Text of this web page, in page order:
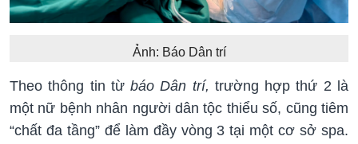
Ảnh: Báo Dân trí
Theo thông tin từbáo Dân trí, trường hợp thứ 2 là
một nữ bệnh nhân người dân tộc thiểu số, cũng tiêm
“chất đa tầng” để làm đầy vòng 3 tại một cơ sở spa.